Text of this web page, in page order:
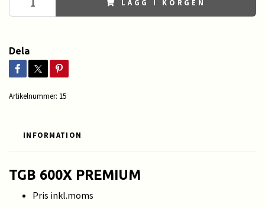
LÄGG I KORGEN
Dela
Artikelnummer: 15
INFORMATION
TGB 600X PREMIUM
Pris inkl.moms